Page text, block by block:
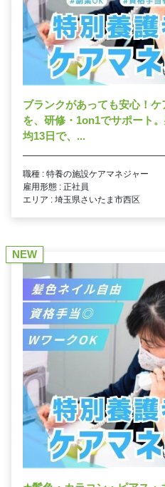
ブランクがあっても安心！
を、研修・1on1でサポート
均13日で、...
職種 : 特養の施設ケアマネジャー
雇用形態 : 正社員
エリア : 埼玉県さいたま市西区
NEW